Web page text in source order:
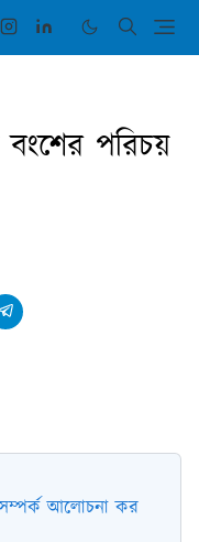
বংশের পরিচয়
সম্পর্ক আলোচনা কর